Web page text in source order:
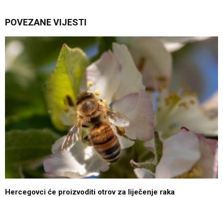
POVEZANE VIJESTI
Hercegovci će proizvoditi otrov za liječenje raka